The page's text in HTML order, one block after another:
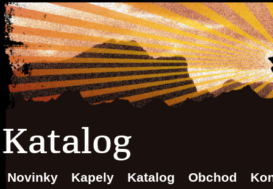
Katalog
Novinky Kapely Katalog Obchod